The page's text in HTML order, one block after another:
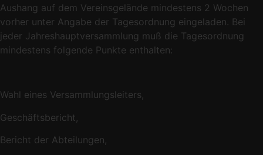
Aushang auf dem Vereinsgelände mindestens 2 Wochen
vorher unter Angabe der Tagesordnung eingeladen. Bei
jeder Jahreshauptversammlung muß die Tagesordnung
mindestens folgende Punkte enthalten:
Wahl eines Versammlungsleiters,
Geschäftsbericht,
Bericht der Abteilungen,